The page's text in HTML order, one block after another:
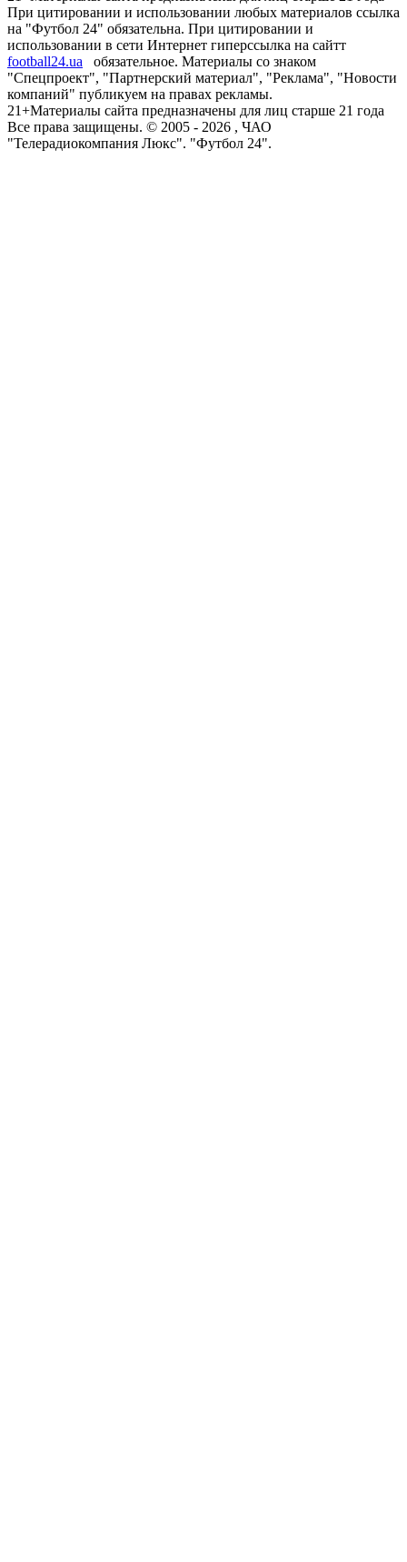
При цитировании и использовании любых материалов ссылка
на "Футбол 24" обязательна. При цитировании и
использовании в сети Интернет гиперссылка на сайтт
football24.ua
обязательное. Материалы со знаком
"Спецпроект", "Партнерский материал", "Реклама", "Новости
компаний" публикуем на правах рекламы.
21+Материалы сайта предназначены для лиц старше 21 года
Все права защищены. © 2005 - 2026 , ЧАО
"Телерадиокомпания Люкс". "Футбол 24".